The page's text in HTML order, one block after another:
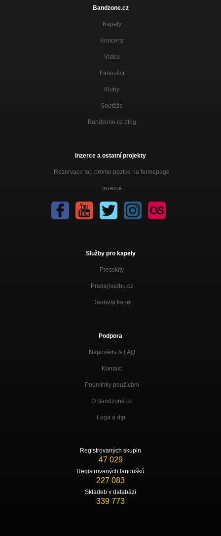
Bandzone.cz
Kapely
Koncerty
Videa
Fanoušci
Kluby
Soutěže
Bandzone.cz blog
Inzerce a ostatní projekty
Rezervace top promo pozice na homepage
Inzerce
Služby pro kapely
Presskity
Prodejhudbu.cz
Doprava kapel
Podpora
Nápověda & FAQ
Kontakt
Podmínky používání
O Bandzone.cz
Loga a dtp.
Registrovaných skupin
47 029
Registrovaných fanoušků
227 083
Skladeb v databázi
339 773